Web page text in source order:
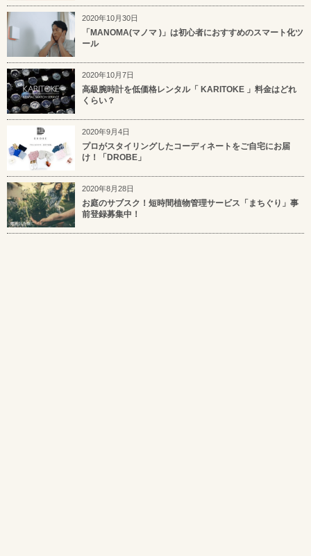
2020年10月30日
「MANOMA(マノマ )」は初心者におすすめのスマート化ツ
ール
2020年10月7日
高級腕時計を低価格レンタル「 KARITOKE 」料金はどれ
くらい？
2020年9月4日
プロがスタイリングしたコーディネートをご自宅にお届
け！「DROBE」
2020年8月28日
お庭のサブスク！短時間植物管理サービス「まちぐり」事
前登録募集中！